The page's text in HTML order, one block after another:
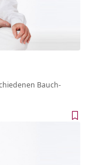
Bauch-